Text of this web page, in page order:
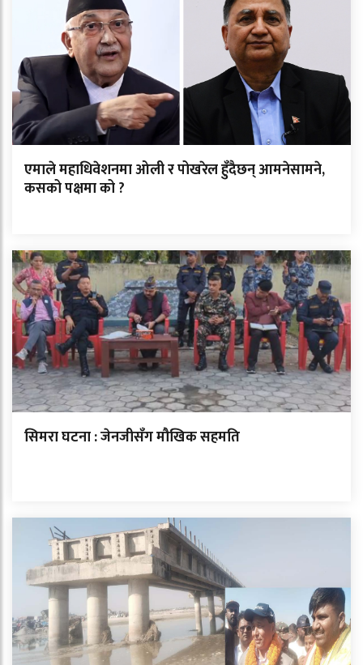
एमाले महाधिवेशनमा ओली र पोखरेल हुँदैछन् आमनेसामने,
कसको पक्षमा को ?
सिमरा घटना : जेनजीसँग मौखिक सहमति